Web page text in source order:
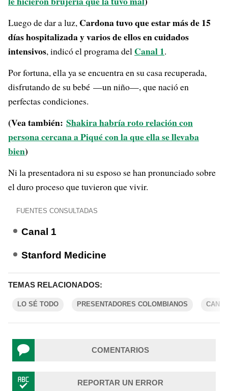
Luego de dar a luz, Cardona tuvo que estar más de 15
días hospitalizada y varios de ellos en cuidados
intensivos, indicó el programa del Canal 1.
Por fortuna, ella ya se encuentra en su casa recuperada,
disfrutando de su bebé —un niño—, que nació en
perfectas condiciones.
(Vea también: Shakira habría roto relación con
persona cercana a Piqué con la que ella se llevaba
bien)
Ni la presentadora ni su esposo se han pronunciado sobre
el duro proceso que tuvieron que vivir.
FUENTES CONSULTADAS
Canal 1
Stanford Medicine
TEMAS RELACIONADOS:
LO SÉ TODO PRESENTADORES COLOMBIANOS
COMENTARIOS
REPORTAR UN ERROR